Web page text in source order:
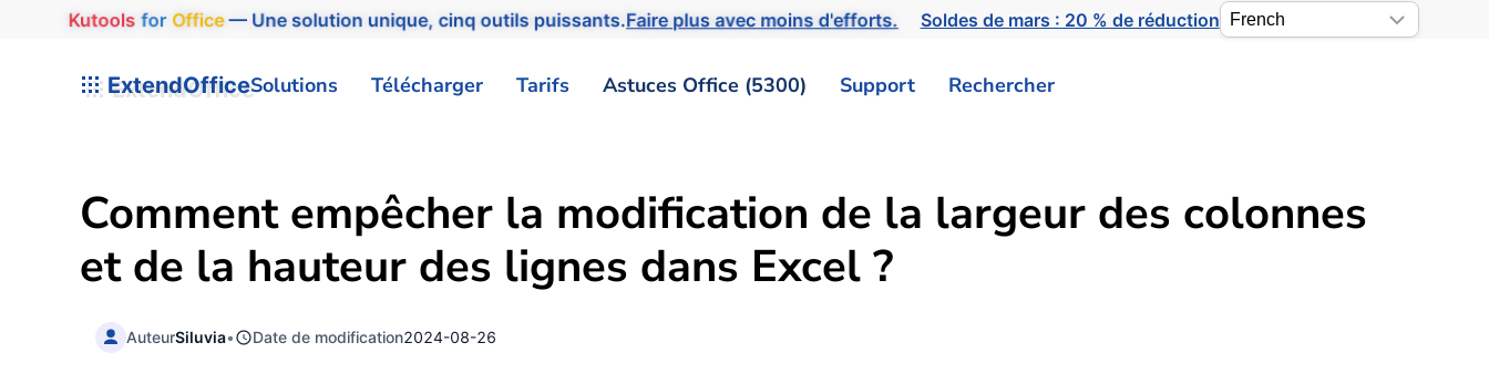
Kutools for Office— Une solution unique, cinq outils puissants.Faire plus avec moins d'efforts. Soldes de mars : 20 % de réduction
ExtendOfficeSolutions Télécharger Tarifs Astuces Office (5300) Support Rechercher
Comment empêcher la modification de la largeur des colonnes
et de la hauteur des lignes dans Excel ?
AuteurSiluvia• Date de modification2024-08-26